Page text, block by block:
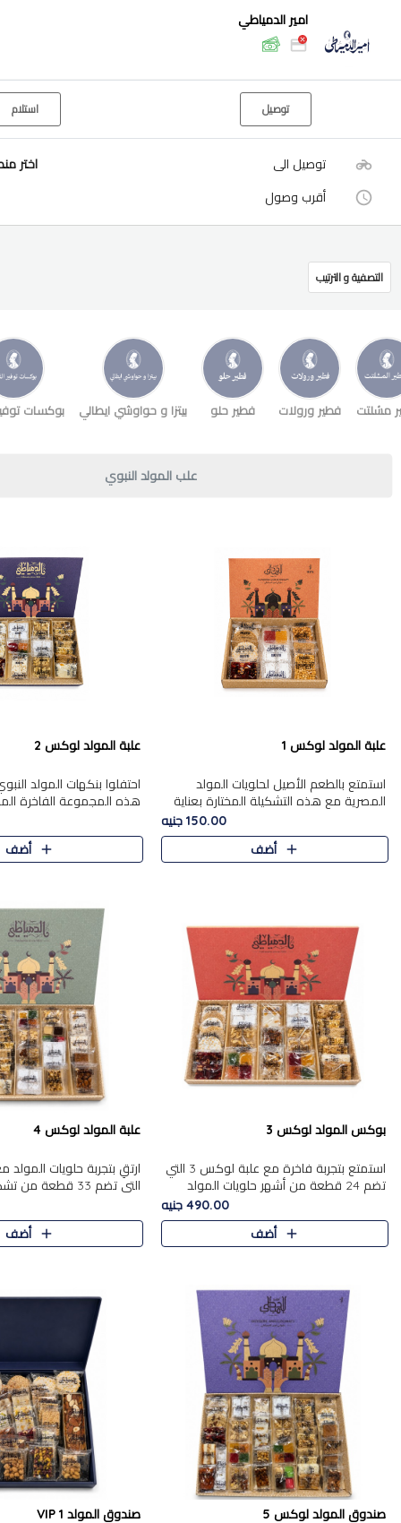
امير الدمياطي
توصيل استلام
توصيل الى اختر
أقرب وصول
التصفية و الترتيب
مشلتت فطير ورولات فطير حلو بيتزا و حواوشي ايطالي بوكسات
علب المولد النبوي
علبة المولد لوكس 1
استمتع بالطعم الأصيل لحلويات المولد
المصرية مع هذه التشكيلة المختارة بعناية
من 9 قطع. تتضمن التشكيلة جوزرية مع
فول،ملبان سادة، ملبان
150.00 جنيه
أضف
علبة المولد لوكس 2
احتفلوا بنكهات المولد
قطعة، والتي تم اختيارها
تشكيلة واسعة من الحلويات
المفضلة. تشمل المجموعة
أضف
بوكس المولد لوكس 3
استمتع بتجربة فاخرة مع علبة لوكس 3 التي
تضم 24 قطعة من أشهر حلويات المولد
الشرقية المختارة بعناية. تحتوي التشكيلة على
الجزرية بالفول، والملب..
490.00 جنيه
أضف
علبة المولد لوكس 4
التي تضم 33 قطعة
ومتنوعة من أشهر
العلبة على الجزرية بالفول،..
أضف
صندوق المولد لوكس 5 صندوق المولد VIP 1